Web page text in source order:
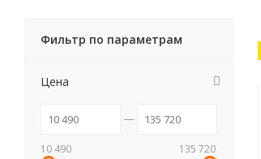
Фильтр по параметрам
Цена
10 490 135 720